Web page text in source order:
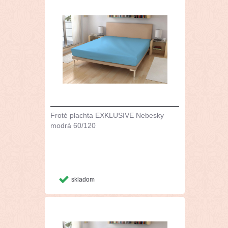
Froté plachta EXKLUSIVE Nebesky
modrá 60/120
skladom